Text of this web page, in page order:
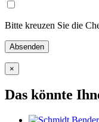
Bitte kreuzen Sie die
×
Das könnte